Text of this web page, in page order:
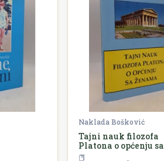
Naklada Bošković
Tajni nauk filozofa
Platona o općenju sa
ženama